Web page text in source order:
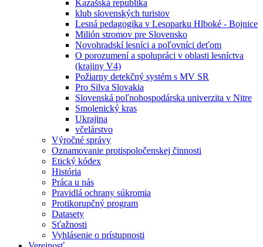
Kazašská republika
klub slovenských turistov
Lesná pedagogika v Lesoparku Hlboké - Bojnice
Milión stromov pre Slovensko
Novohradskí lesníci a poľovníci deťom
O porozumení a spolupráci v oblasti lesníctva
(krajiny V4)
Požiarny detekčný systém s MV SR
Pro Silva Slovakia
Slovenská poľnohospodárska univerzita v Nitre
Smolenický kras
Ukrajina
včelárstvo
Výročné správy
Oznamovanie protispoločenskej činnosti
Etický kódex
História
Práca u nás
Pravidlá ochrany súkromia
Protikorupčný program
Datasety
Sťažnosti
Vyhlásenie o prístupnosti